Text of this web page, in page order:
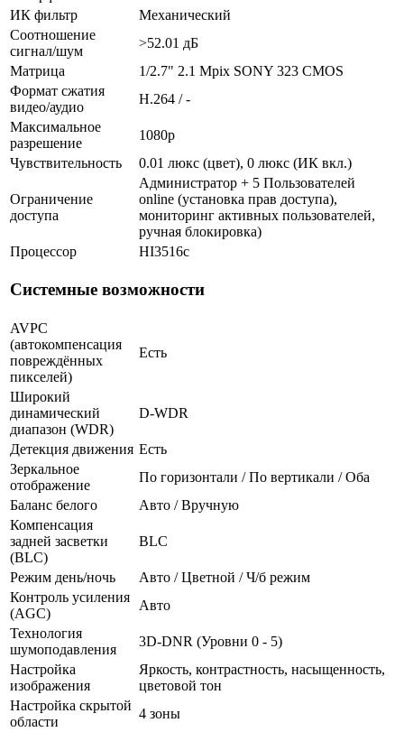
ИК фильтр
Механический
Соотношение
сигнал/шум
>52.01 дБ
Матрица
1/2.7" 2.1 Mpix SONY 323 CMOS
Формат сжатия
видео/аудио
H.264 / -
Максимальное
разрешение
1080p
Чувствительность
0.01 люкс (цвет), 0 люкс (ИК вкл.)
Ограничение
доступа
Администратор + 5 Пользователей
online (установка прав доступа),
мониторинг активных пользователей,
ручная блокировка)
Процессор
HI3516c
Системные возможности
AVPC
(автокомпенсация
повреждённых
пикселей)
Есть
Широкий
динамический
диапазон (WDR)
D-WDR
Детекция движения Есть
Зеркальное
отображение
По горизонтали / По вертикали / Оба
Баланс белого
Авто / Вручную
Компенсация
задней засветки
(BLC)
BLC
Режим день/ночь
Авто / Цветной / Ч/б режим
Контроль усиления
(AGC)
Авто
Технология
шумоподавления
3D-DNR (Уровни 0 - 5)
Настройка
изображения
Яркость, контрастность, насыщенность,
цветовой тон
Настройка скрытой
области
4 зоны